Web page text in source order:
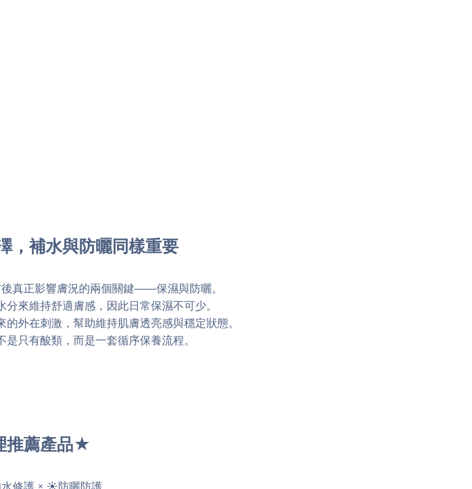
，補水與防曬同樣重要
真正影響膚況的兩個關鍵——保濕與防曬。
來維持舒適膚感，因此日常保濕不可少。
外在刺激，幫助維持肌膚透亮感與穩定狀態。
只有酸類，而是一套循序保養流程。
推薦產品★